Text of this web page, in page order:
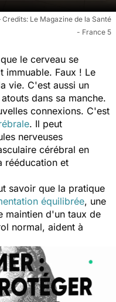
Le Magazine de la Santé
- France 5
le cerveau se
immuable. Faux ! Le
vie. C'est aussi un
dans sa manche.
connexions. C'est
. Il peut
nerveuses
cérébral en
rééducation et
savoir que la pratique
équilibrée, une
maintien d'un taux de
normal, aident à